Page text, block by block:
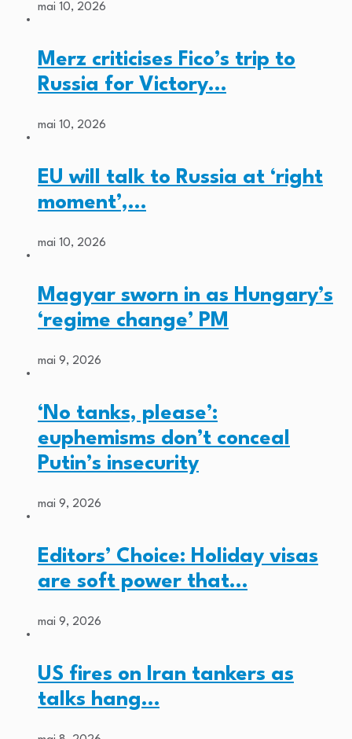
mai 10, 2026
Merz criticises Fico’s trip to
Russia for Victory…
mai 10, 2026
EU will talk to Russia at ‘right
moment’,…
mai 10, 2026
Magyar sworn in as Hungary’s
‘regime change’ PM
mai 9, 2026
‘No tanks, please’:
euphemisms don’t conceal
Putin’s insecurity
mai 9, 2026
Editors’ Choice: Holiday visas
are soft power that…
mai 9, 2026
US fires on Iran tankers as
talks hang…